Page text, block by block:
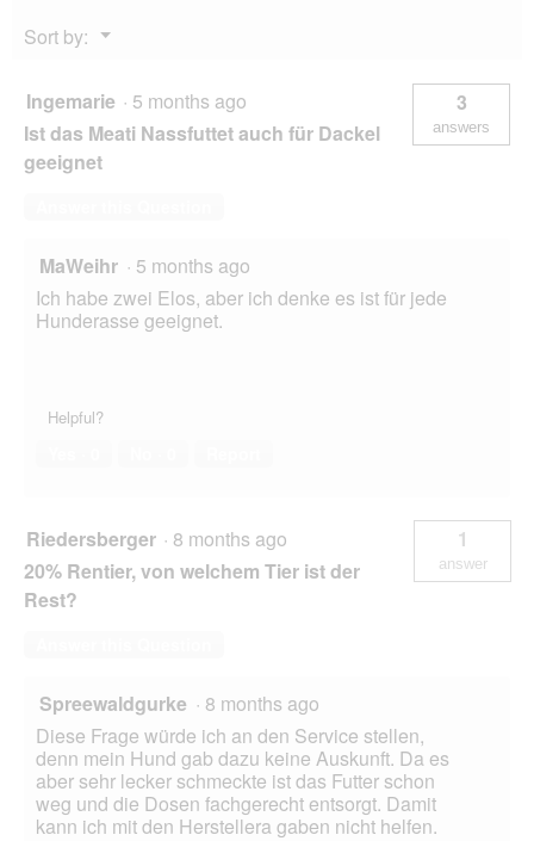
Sort by: ▼
Menu
Ingemarie · 5 months ago
Ist das Meati Nassfuttet auch für Dackel
geeignet
3
answers
MaWeihr · 5 months ago
Ich habe zwei Elos, aber ich denke es ist für jede
Hunderasse geeignet.
Helpful?
Riedersberger · 8 months ago
20% Rentier, von welchem Tier ist der
Rest?
1
answer
Spreewaldgurke · 8 months ago
Diese Frage würde ich an den Service stellen,
denn mein Hund gab dazu keine Auskunft. Da es
aber sehr lecker schmeckte ist das Futter schon
weg und die Dosen fachgerecht entsorgt. Damit
kann ich mit den Herstellera gaben nicht helfen.